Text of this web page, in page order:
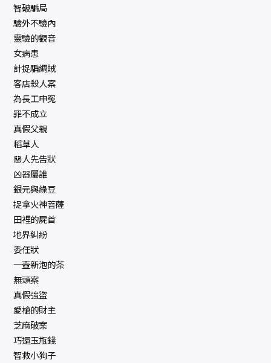
智破騙局
驗外不驗內
靈驗的觀音
女病患
計捉騙綢賊
客店殺人案
為長工申冤
罪不成立
真假父親
稻草人
惡人先告狀
凶器屬誰
銀元與綠豆
捉拿火神菩薩
田裡的屍首
地界糾紛
委任狀
一壺新泡的茶
無頭案
真假強盜
愛槍的財主
芝麻破案
巧還玉瓶錢
智救小狗子